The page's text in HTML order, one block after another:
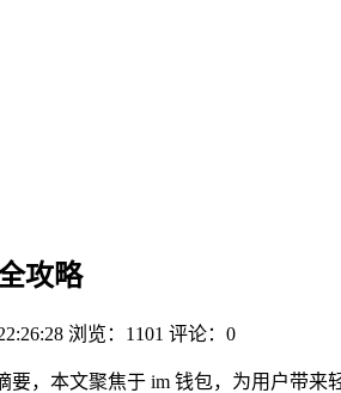
攻略
浏览：1101 评论：0
要，本文聚焦于 im 钱包，为用户带